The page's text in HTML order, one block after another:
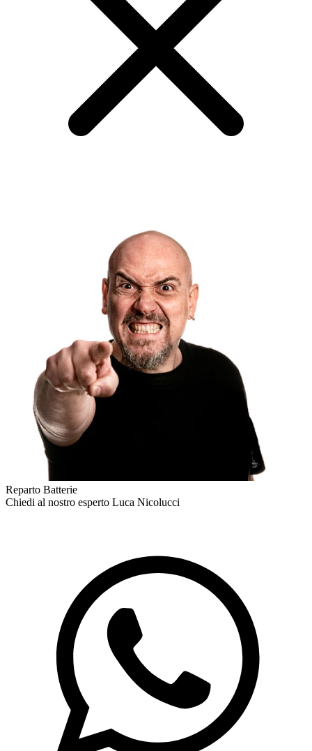
Reparto Batterie
Chiedi al nostro esperto Luca Nicolucci